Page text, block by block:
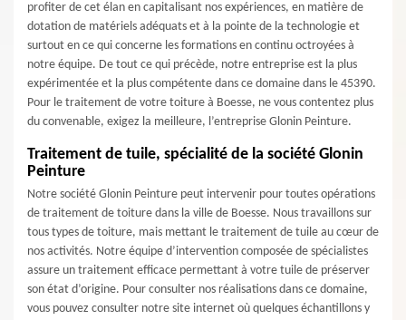
profiter de cet élan en capitalisant nos expériences, en matière de
dotation de matériels adéquats et à la pointe de la technologie et
surtout en ce qui concerne les formations en continu octroyées à
notre équipe. De tout ce qui précède, notre entreprise est la plus
expérimentée et la plus compétente dans ce domaine dans le 45390.
Pour le traitement de votre toiture à Boesse, ne vous contentez plus
du convenable, exigez la meilleure, l’entreprise Glonin Peinture.
Traitement de tuile, spécialité de la société Glonin
Peinture
Notre société Glonin Peinture peut intervenir pour toutes opérations
de traitement de toiture dans la ville de Boesse. Nous travaillons sur
tous types de toiture, mais mettant le traitement de tuile au cœur de
nos activités. Notre équipe d’intervention composée de spécialistes
assure un traitement efficace permettant à votre tuile de préserver
son état d’origine. Pour consulter nos réalisations dans ce domaine,
vous pouvez consulter notre site internet où quelques échantillons y